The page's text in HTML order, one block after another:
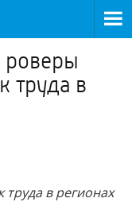
роверы
труда в
в регионах